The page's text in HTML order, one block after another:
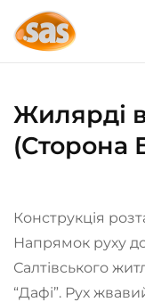
Skip to main
Жилярді
(Сторона
Конструкція
Напрямок руху
Салтівського
“Дафі”. Рух